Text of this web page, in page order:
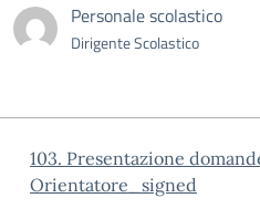
Personale scolastico
Dirigente Scolastico
103. Presentazione
Orientatore_signed